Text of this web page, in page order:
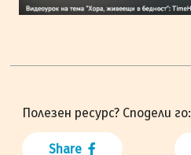
Полезен ресурс? Сподели го:
Share